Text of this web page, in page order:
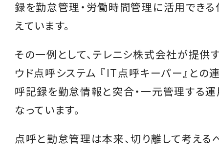
録を勤怠管理・労働時間管理に活用でき
えています。
その一例として、テレニシ株式会社が提供
ウド点呼システム 『IT点呼キーパー』との
呼記録を勤怠情報と突合・一元管理する
なっています。
点呼と勤怠管理は本来、切り離して考える